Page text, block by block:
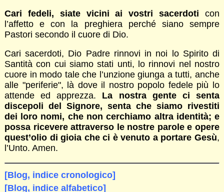
Cari fedeli, siate vicini ai vostri sacerdoti con
l’affetto e con la preghiera perché siano sempre
Pastori secondo il cuore di Dio.
Cari sacerdoti, Dio Padre rinnovi in noi lo Spirito di
Santità con cui siamo stati unti, lo rinnovi nel nostro
cuore in modo tale che l’unzione giunga a tutti, anche
alle "periferie", là dove il nostro popolo fedele più lo
attende ed apprezza. La nostra gente ci senta
discepoli del Signore, senta che siamo rivestiti
dei loro nomi, che non cerchiamo altra identità; e
possa ricevere attraverso le nostre parole e opere
quest’olio di gioia che ci è venuto a portare Gesù,
l’Unto. Amen.
[Blog, indice cronologico]
[Blog, indice alfabetico]